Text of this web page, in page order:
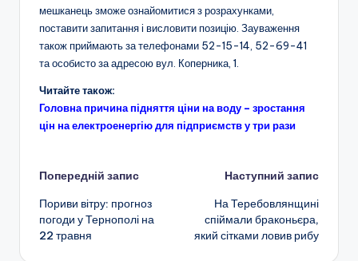
мешканець зможе ознайомитися з розрахунками,
поставити запитання і висловити позицію. Зауваження
також приймають за телефонами 52-15-14, 52-69-41
та особисто за адресою вул. Коперника, 1.
Читайте також:
Головна причина підняття ціни на воду – зростання
цін на електроенергію для підприємств у три рази
Навігація
по
запису
Попередній запис
Пориви вітру: прогноз
погоди у Тернополі на
22 травня
Наступний запис
На Теребовлянщині
спіймали браконьєра,
який сітками ловив рибу